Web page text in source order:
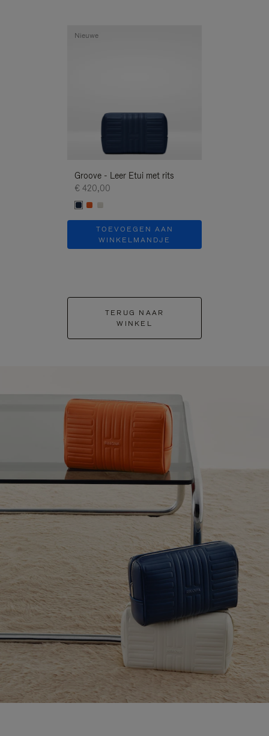
Groove - Leer Etui met rits
€ 420,00
TOEVOEGEN AAN
WINKELMANDJE
Nieuwe
TERUG NAAR
WINKEL